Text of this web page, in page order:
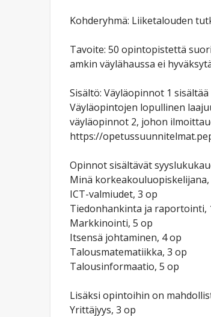
Kohderyhmä: Liiketalouden
Tavoite: 50 opintopistettä
amkin väylähaussa ei
Sisältö: Väyläopinnot 1
Väyläopintojen lopullinen
väyläopinnot 2, johon
https://
Opinnot sisältävät
Minä korkeakouluopiskelijana,
ICT-valmiudet, 3 op
Tiedonhankinta ja raportointi,
Markkinointi, 5 op
Itsensä johtaminen, 4 op
Talousmatematiikka, 3 op
Talousinformaatio, 5 op
Lisäksi opintoihin on
Yrittäjyys, 3 op